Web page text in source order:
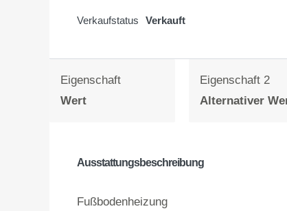
Verkaufstatus Verkauft
Eigenschaft
Wert
Eigenschaft 2
Alternativer
Ausstattungsbeschreibung
Fußbodenheizung